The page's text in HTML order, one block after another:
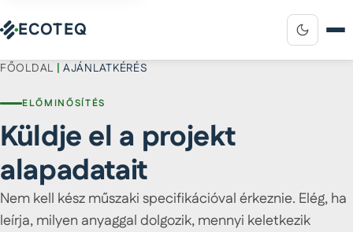
ECOTEQ
FŐOLDAL | AJÁNLATKÉRÉS
ELŐMINŐSÍTÉS
Küldje el a projekt
alapadatait
Nem kell kész műszaki specifikációval érkeznie. Elég, ha
leírja, milyen anyaggal dolgozik, mennyi keletkezik